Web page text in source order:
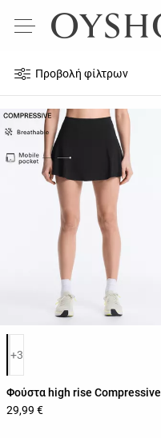
Προβολή φίλτρων
Λίστα χρωμάτων προϊόντος
+3
Φούστα high rise Compressive
29,99 €